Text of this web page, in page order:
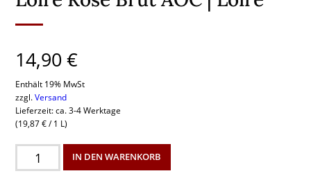
14,90€
Enthält 19% MwSt
(19,87€/ 1 L)
zzgl.Versand
Lieferzeit: ca. 3-4 Werktage
Bouvet-
Ladubay
IN DEN WARENKORB